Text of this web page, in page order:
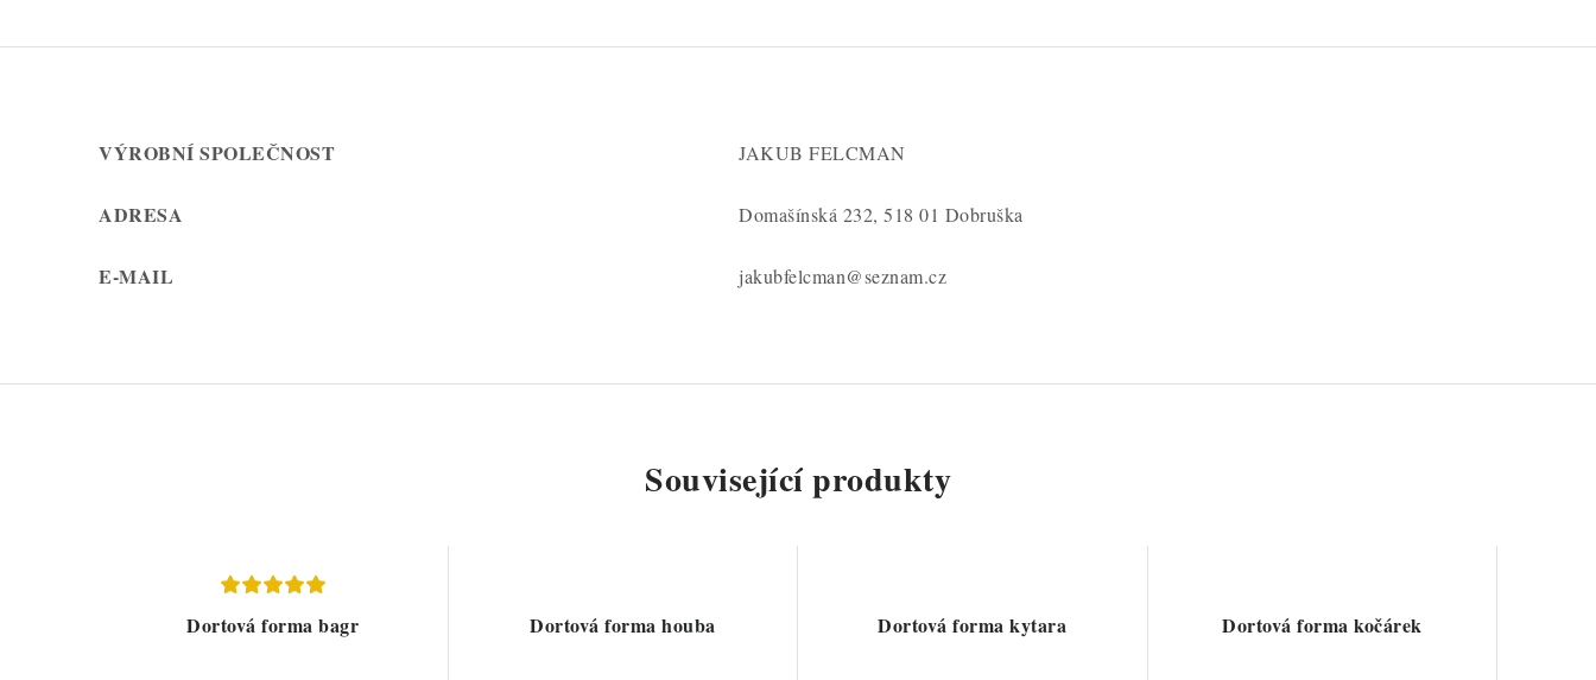
VÝROBNÍ SPOLEČNOST JAKUB FELCMAN
ADRESA Domašínská 232, 518 01 Dobruška
E-MAIL jakubfelcman@seznam.cz
Související produkty
Dortová forma bagr Dortová forma houba Dortová forma kytara Dortová forma kočárek